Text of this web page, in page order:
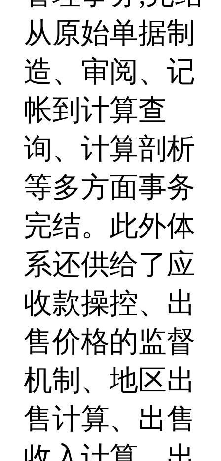
从原始单据制
造、审阅、记
帐到计算查
询、计算剖析
等多方面事务
完结。此外体
系还供给了应
收款操控、出
售价格的监督
机制、地区出
售计算、出售